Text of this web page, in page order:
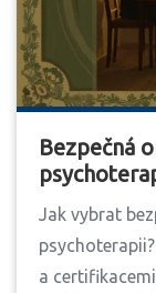
Bezpečná
soukromí
Jak vybrat
a